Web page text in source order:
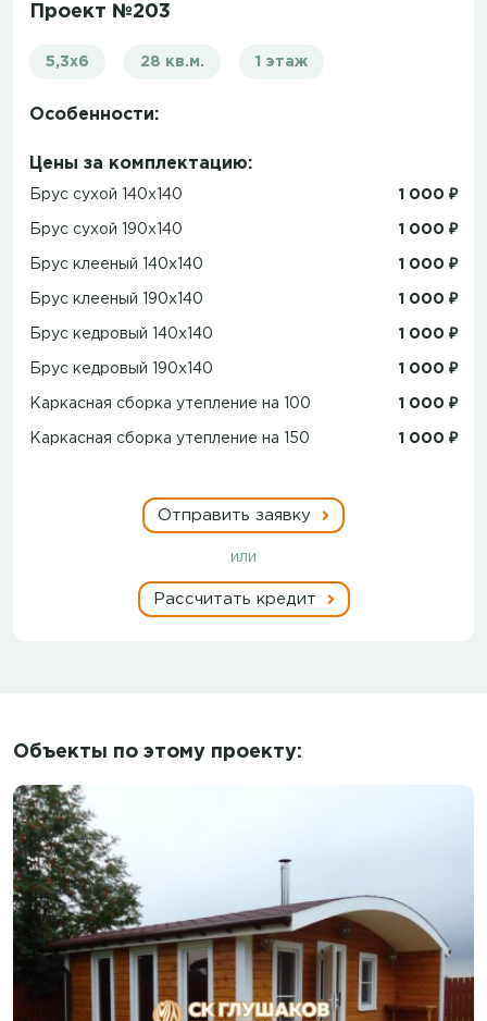
Проект №203
5,3х6 28 кв.м. 1 этаж
Особенности:
Цены за комплектацию:
Брус сухой 140x140 1 000 ₽
Брус сухой 190x140 1 000 ₽
Брус клееный 140x140 1 000 ₽
Брус клееный 190x140 1 000 ₽
Брус кедровый 140x140 1 000 ₽
Брус кедровый 190x140 1 000 ₽
Каркасная сборка утепление на 100 1 000 ₽
Каркасная сборка утепление на 150 1 000 ₽
Отправить заявку
или
Рассчитать кредит
Объекты по этому проекту: